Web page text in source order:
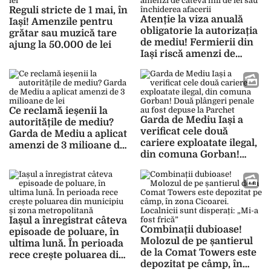
Reguli stricte de 1 mai, în
Iași! Amenzile pentru
grătar sau muzică tare
ajung la 50.000 de lei
Atenție la viza anuală
obligatorie la autorizația
de mediu! Fermierii din
Iași riscă amenzi de
închiderea afacerii
Ce reclamă ieșenii la
autoritățile de mediu?
Garda de Mediu a aplicat
amenzi de 3 milioane de
Garda de Mediu Iași a
verificat cele două
cariere exploatate ilegal,
din comuna Gorban!
fost depuse la Parchet
Iașul a înregistrat câteva
episoade de poluare, în
ultima lună. În perioada
rece crește poluarea din
Combinații dubioase!
Molozul de pe șantierul
de la Comat Towers este
depozitat pe câmp, în